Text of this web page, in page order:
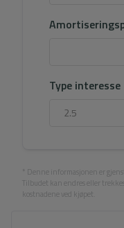
Type interesse
* Denne informasjonen er
Tilbudet kan endres eller
kostnadene ved kjøpet.